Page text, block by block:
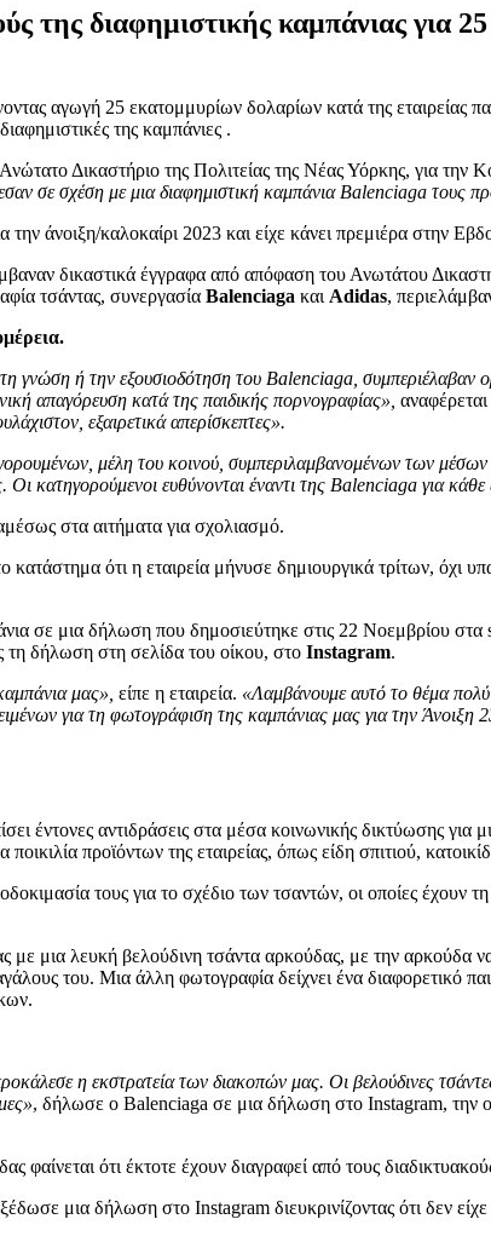
της διαφημιστικής καμπάνιας για
αγωγή 25 εκατομμυρίων δολαρίων κατά της εταιρείας
της καμπάνιες .
Δικαστήριο της Πολιτείας της Νέας Υόρκης, για
σε σχέση με μια διαφημιστική καμπάνια Balenciaga τους
άνοιξη/καλοκαίρι 2023 και είχε κάνει πρεμιέρα στην
δικαστικά έγγραφα από απόφαση του Ανωτάτου
τσάντας, συνεργασία Balenciaga και Adidas,
γνώση ή την εξουσιοδότηση του Balenciaga, συμπεριέλαβαν
απαγόρευση κατά της παιδικής πορνογραφίας»,
εξαιρετικά απερίσκεπτες».
μέλη του κοινού, συμπεριλαμβανομένων των
κατηγορούμενοι ευθύνονται έναντι της Balenciaga για
στα αιτήματα για σχολιασμό.
ότι η εταιρεία μήνυσε δημιουργικά τρίτων, όχι
σε μια δήλωση που δημοσιεύτηκε στις 22 Νοεμβρίου
τη δήλωση στη σελίδα του οίκου, στο Instagram.
μας», είπε η εταιρεία. «Λαμβάνουμε αυτό το θέμα
για τη φωτογράφιση της καμπάνιας μας για την
έντονες αντιδράσεις στα μέσα κοινωνικής δικτύωσης
προϊόντων της εταιρείας, όπως είδη σπιτιού,
τους για το σχέδιο των τσαντών, οι οποίες
με μια λευκή βελούδινη τσάντα αρκούδας, με την
του. Μια άλλη φωτογραφία δείχνει ένα διαφορετικό
η εκστρατεία των διακοπών μας. Οι βελούδινες
, δήλωσε ο Balenciaga σε μια δήλωση στο Instagram, την
φαίνεται ότι έκτοτε έχουν διαγραφεί από τους
μια δήλωση στο Instagram διευκρινίζοντας ότι δεν είχε